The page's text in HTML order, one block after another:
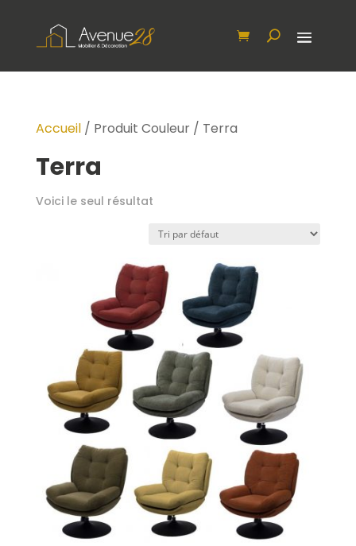
Accueil/ Produit Couleur / Terra
Terra
Voici le seul résultat